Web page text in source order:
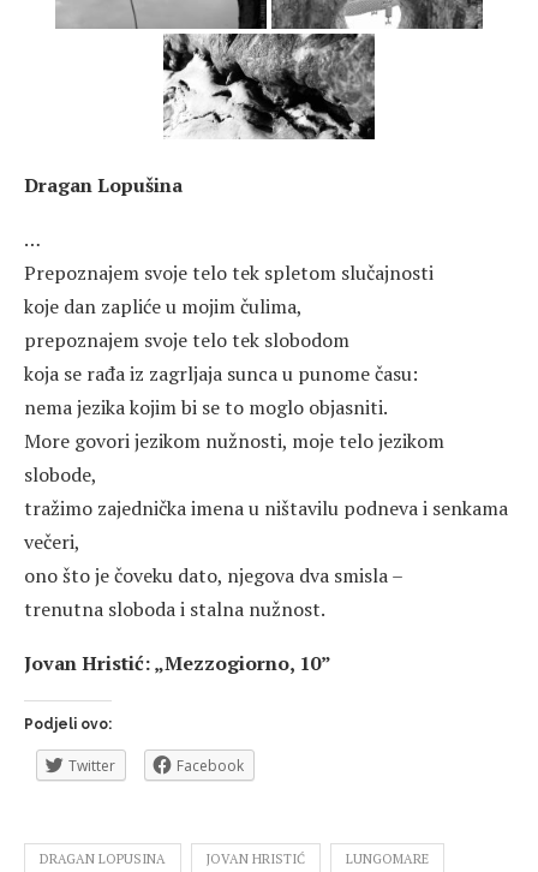
Dragan Lopušina
…
Prepoznajem svoje telo tek spletom slučajnosti
koje dan zapliće u mojim čulima,
prepoznajem svoje telo tek slobodom
koja se rađa iz zagrljaja sunca u punome času:
nema jezika kojim bi se to moglo objasniti.
More govori jezikom nužnosti, moje telo jezikom
slobode,
tražimo zajednička imena u ništavilu podneva i senkama
večeri,
ono što je čoveku dato, njegova dva smisla –
trenutna sloboda i stalna nužnost.
Jovan Hristić: „Mezzogiorno, 10”
Podjeli ovo:
Twitter Facebook
DRAGAN LOPUSINA JOVAN HRISTIĆ LUNGOMARE